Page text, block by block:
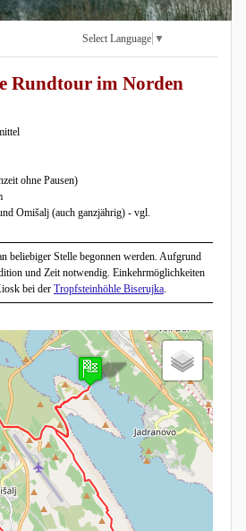
Select Language ▼
Rundtour im Norden
ohne Pausen)
Omišalj (auch ganzjährig) - vgl.
beliebiger Stelle begonnen werden. Aufgrund
und Zeit notwendig. Einkehrmöglichkeiten
bei der Tropfsteinhöhle Biserujka.
keys to navigate in the list